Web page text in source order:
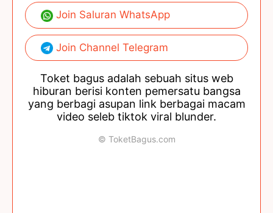
Join Saluran WhatsApp
Join Channel Telegram
Toket bagus adalah sebuah situs web
hiburan berisi konten pemersatu bangsa
yang berbagi asupan link berbagai macam
video seleb tiktok viral blunder.
© ToketBagus.com